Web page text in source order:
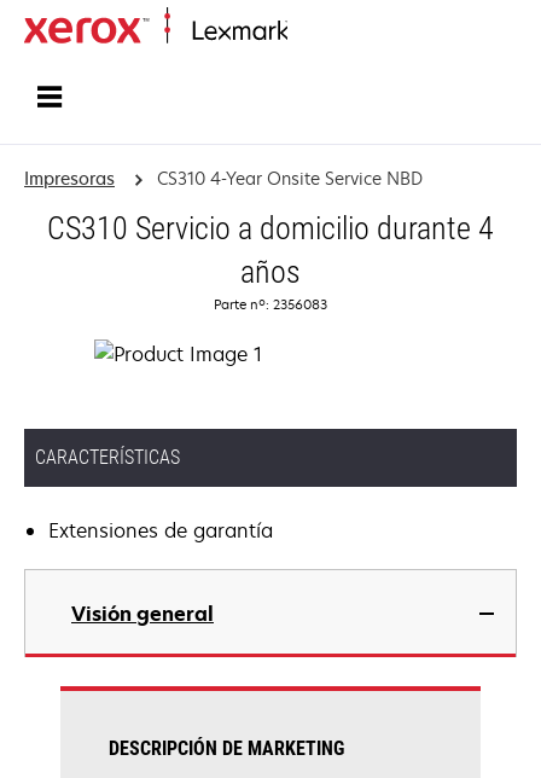
Impresoras CS310 4-Year Onsite Service NBD
CS310 Servicio a domicilio durante 4
años
Parte nº: 2356083
CARACTERÍSTICAS
Extensiones de garantía
Visión general
DESCRIPCIÓN DE MARKETING